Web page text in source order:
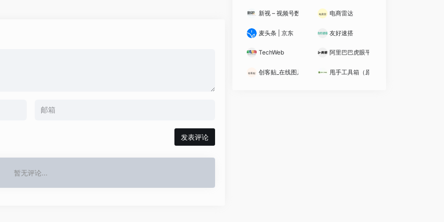
发表评论
暂无评论...
新视 – 视频号数据分析工具 电商雷达
麦头条 | 京东 友好速搭
TechWeb 阿里巴巴虎眼平台
创客贴_在线图片编辑器 甩手工具箱（原甩手掌柜)